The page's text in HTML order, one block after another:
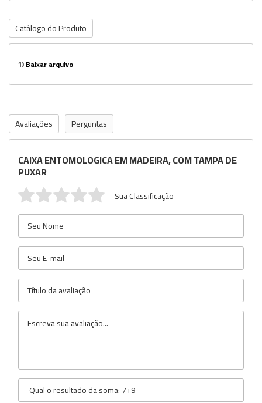
Catálogo do Produto
1)Baixar arquivo
Avaliações Perguntas
CAIXA ENTOMOLOGICA EM MADEIRA, COM TAMPA DE
PUXAR
Sua Classificação